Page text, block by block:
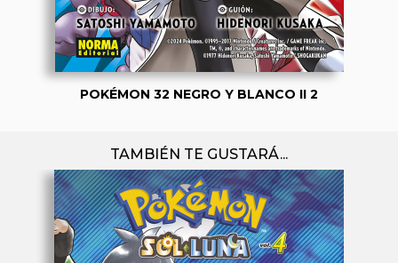
POKÉMON 32 NEGRO Y BLANCO II 2
TAMBIÉN TE GUSTARÁ...